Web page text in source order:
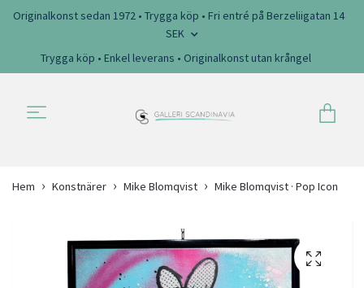
Originalkonst sedan 1972 • Trygga köp • Fri entré på Berzeliigatan 14
SEK
Trygga köp • Enkel leverans • Originalkonst utan krångel
Hem Konstnärer Mike Blomqvist Mike Blomqvist · Pop Icon